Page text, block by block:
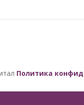
Политика